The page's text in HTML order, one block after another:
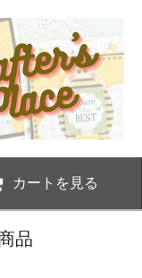
カートを見る
品